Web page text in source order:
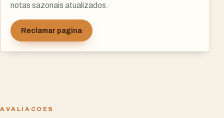
notas sazonais atualizados.
Reclamar pagina
AVALIACOES